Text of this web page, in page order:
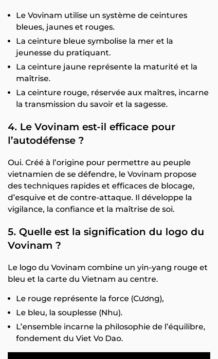
Le Vovinam utilise un système de ceintures
bleues, jaunes et rouges.
La ceinture bleue symbolise la mer et la
jeunesse du pratiquant.
La ceinture jaune représente la maturité et la
maîtrise.
La ceinture rouge, réservée aux maîtres, incarne
la transmission du savoir et la sagesse.
4. Le Vovinam est-il efficace pour
l’autodéfense ?
Oui. Créé à l’origine pour permettre au peuple
vietnamien de se défendre, le Vovinam propose
des techniques rapides et efficaces de blocage,
d’esquive et de contre-attaque. Il développe la
vigilance, la confiance et la maîtrise de soi.
5. Quelle est la signification du logo du
Vovinam ?
Le logo du Vovinam combine un yin-yang rouge et
bleu et la carte du Vietnam au centre.
Le rouge représente la force (Cương),
Le bleu, la souplesse (Nhu).
L’ensemble incarne la philosophie de l’équilibre,
fondement du Viet Vo Dao.